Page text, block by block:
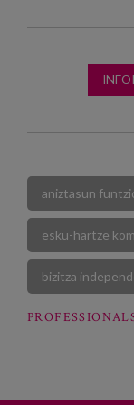
aniztasun
esku-hartze
bizitza